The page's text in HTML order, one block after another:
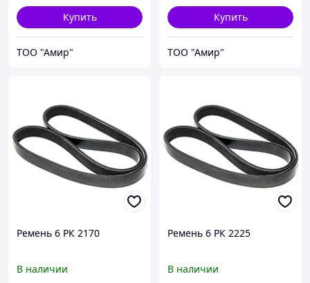
Купить
ТОО "Амир"
Купить
ТОО "Амир"
Ремень 6 РК 2170
В наличии
Ремень 6 РК 2225
В наличии